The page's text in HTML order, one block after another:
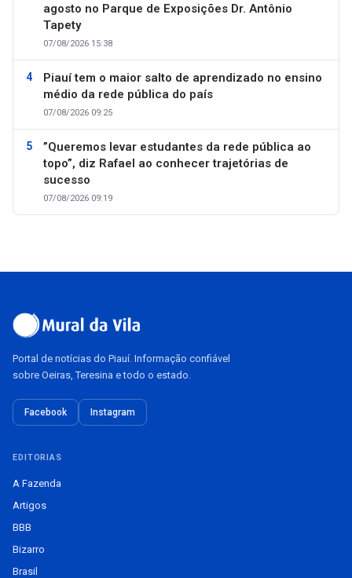
agosto no Parque de Exposições Dr. Antônio
Tapety
07/08/2026 15:38
Piauí tem o maior salto de aprendizado no ensino
médio da rede pública do país
07/08/2026 09:25
”Queremos levar estudantes da rede pública ao
topo”, diz Rafael ao conhecer trajetórias de
sucesso
07/08/2026 09:19
Portal de notícias do Piauí. Informação confiável
sobre Oeiras, Teresina e todo o estado.
Facebook Instagram
EDITORIAS
A Fazenda
Artigos
BBB
Bizarro
Brasil